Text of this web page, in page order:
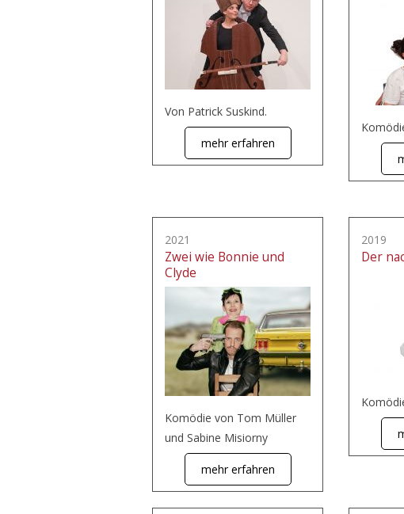
Von Patrick Suskind.
mehr erfahren
2021
Zwei wie Bonnie und
Clyde
Komödie von Tom Müller
und Sabine Misiorny
mehr erfahren
2019
Der